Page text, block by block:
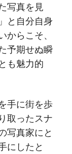
写真を見
と自分自身
からこそ、
予期せぬ瞬
も魅力的
手に街を歩
取ったスナ
写真家にと
にしたと